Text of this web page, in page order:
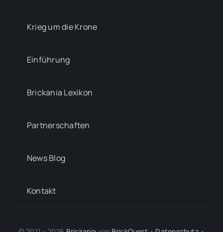
Krieg um die Krone
Einführung
Brickania Lexikon
Partnerschaften
News Blog
Kontakt